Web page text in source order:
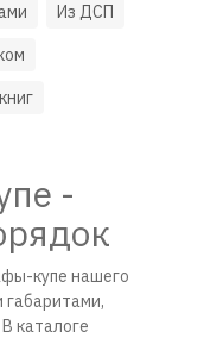
Из ДСП
-
купе нашего
каталоге